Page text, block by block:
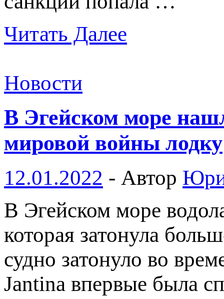
Читать Далее
Новости
В Эгейском море
мировой войны лодку
12.01.2022 - Автор
В Эгейском море
которая затонула
судно затонуло во
Jantina впервые была